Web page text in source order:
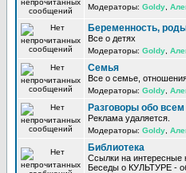
Модераторы: Goldy
Беременность,
Все о детях
Модераторы: Goldy
Семья
Все о семье,
Модераторы: Goldy
Разговоры обо всем
Реклама удаляется.
Модераторы: Goldy
Библиотека
Ссылки на интересные
Беседы о КУЛЬТУРЕ -